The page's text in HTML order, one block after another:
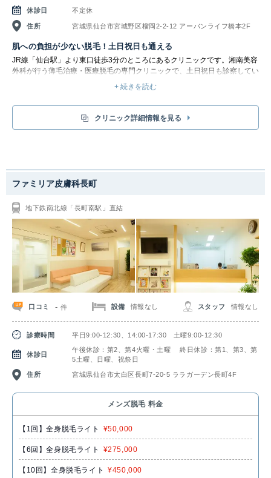
休診日
不定休
住所 宮城県仙台市宮城野区榴岡2-2-12 アーバンライフ橋本2F
肌への負担が少ない脱毛！土日祝日も通える
JR線「仙台駅」より東口徒歩3分のところにあるクリニックです。湘南美容
外科が行う薄毛治療・医療脱毛の専門クリニックで、土日祝日も診察してい
ます。19時まで診療を行っているので、仕事や家事など生活のスタイルに
医療機関でしか取り扱いができない高出力のレーザーで「医療用レーザー脱
毛」を行っています。その中でも最新の3種類の機器を取り扱い、肌への負
+ 続きを読む
クリニック詳細情報を見る
ファミリア皮膚科長町
地下鉄南北線「長町南駅」直結
口コミ -件 設備 情報なし スタッフ 情報なし
診療時間 平日9:00-12:30、14:00-17:30 土曜9:00-12:30
休診日
午後休診：第2、第4火曜・土曜 終日休診：第1、第3、第
5土曜、日曜、祝祭日
住所 宮城県仙台市太白区長町7-20-5 ララガーデン長町4F
メンズ脱毛 料金
【1回】全身脱毛ライト ¥50,000
【6回】全身脱毛ライト ¥275,000
【10回】全身脱毛ライト ¥450,000